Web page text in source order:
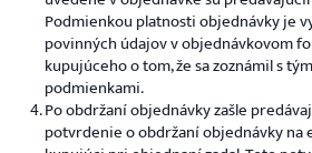
Podmienkou platnosti objednávky je
povinných údajov v objednávkovom
kupujúceho o tom, že sa zoznámil s
podmienkami.
Po obdržaní objednávky zašle
potvrdenie o obdržaní objednávky na